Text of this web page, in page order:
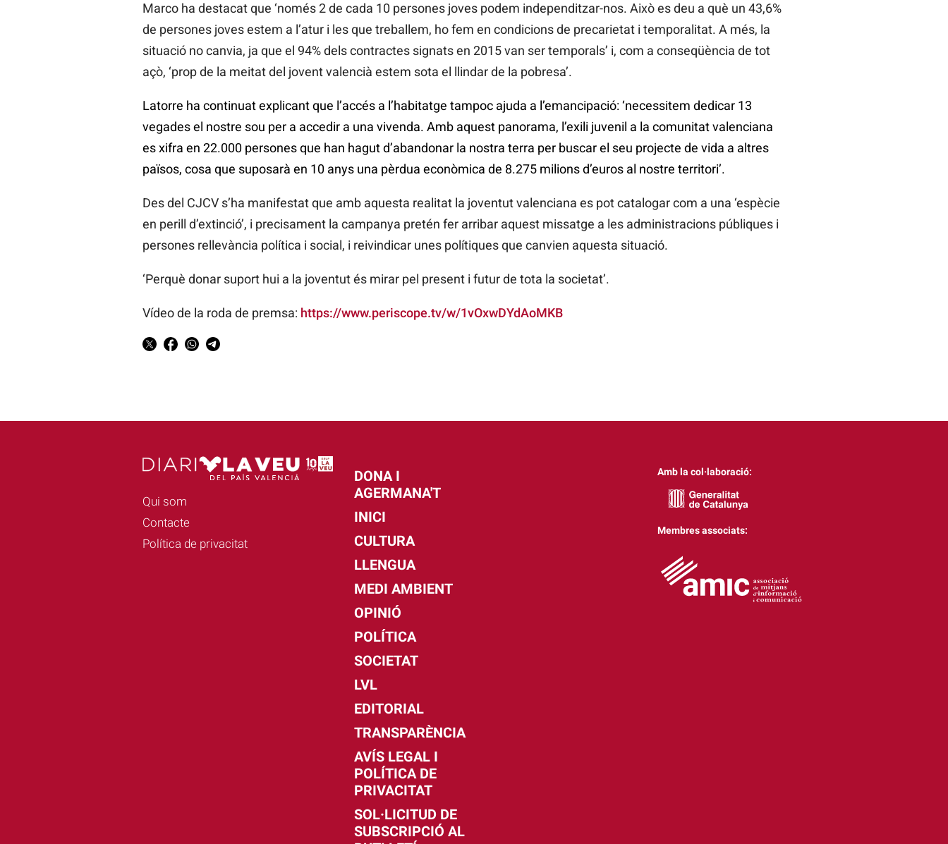
Marco ha destacat que ‘només 2 de cada 10 persones joves podem independitzar-nos. Això es deu a què un 43,6%
de persones joves estem a l’atur i les que treballem, ho fem en condicions de precarietat i temporalitat. A més, la
situació no canvia, ja que el 94% dels contractes signats en 2015 van ser temporals’ i, com a conseqüència de tot
açò, ‘prop de la meitat del jovent valencià estem sota el llindar de la pobresa’.
Latorre ha continuat explicant que l’accés a l’habitatge tampoc ajuda a l’emancipació: ‘necessitem dedicar 13
vegades el nostre sou per a accedir a una vivenda. Amb aquest panorama, l’exili juvenil a la comunitat valenciana
es xifra en 22.000 persones que han hagut d’abandonar la nostra terra per buscar el seu projecte de vida a altres
països, cosa que suposarà en 10 anys una pèrdua econòmica de 8.275 milions d’euros al nostre territori’.
Des del CJCV s’ha manifestat que amb aquesta realitat la joventut valenciana es pot catalogar com a una ‘espècie
en perill d’extinció’, i precisament la campanya pretén fer arribar aquest missatge a les administracions públiques i
persones rellevància política i social, i reivindicar unes polítiques que canvien aquesta situació.
‘Perquè donar suport hui a la joventut és mirar pel present i futur de tota la societat’.
Vídeo de la roda de premsa: https://www.periscope.tv/w/1vOxwDYdAoMKB
Qui som
Contacte
Política de privacitat
DONA I
AGERMANA'T
INICI
CULTURA
LLENGUA
MEDI AMBIENT
OPINIÓ
POLÍTICA
SOCIETAT
LVL
EDITORIAL
TRANSPARÈNCIA
AVÍS LEGAL I
POLÍTICA DE
PRIVACITAT
SOL·LICITUD DE
SUBSCRIPCIÓ AL
Amb la col·laboració:
Membres associats: